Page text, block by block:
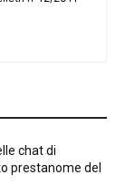
chat di
prestanome del